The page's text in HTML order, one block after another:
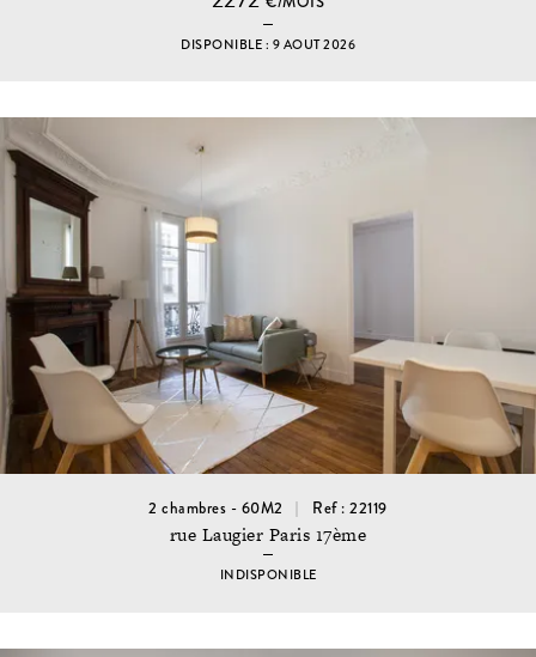
DISPONIBLE : 9 AOUT 2026
2 chambres - 60M2 Ref : 22119
rue Laugier Paris 17ème
INDISPONIBLE